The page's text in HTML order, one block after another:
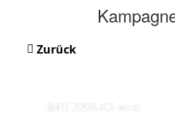
Zurück
IMG 7098-KS-web